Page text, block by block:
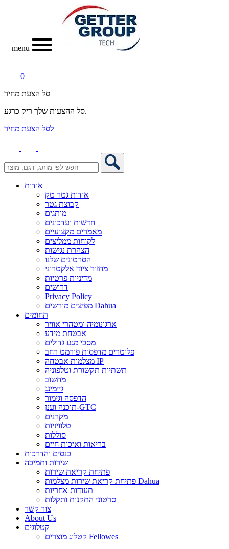
menu
0
סל הצעת מחיר
סל ההצעות שלך ריק כרגע.
לסל הצעת מחיר
אודות
אודות גטר טק
קבוצת גטר
מותגים
חדשות ועדכונים
מאמרים מקצועיים
לקוחות ממליצים
הצהרת נגישות
הסרטונים שלנו
מחזור ציוד אלקטרוני
מדיניות פרטיות
דרושים
Privacy Policy
מפיצים מורשים Dahua
תחומים
ארגונומיה ומטהרי אוויר
אבטחת מידע
מסכי מגע גדולים
פלוטרים מדפסות פורמט רחב
מצלמות אבטחה IP
תשתיות תקשורת וטלפוניה
מחשוב
גיימינג
הדפסה וגימור
תוכנה וענן-GTC
מקרנים
טלוויזיות
סוללות
בריאות ואיכות חיים
כנסים והדרכות
שירות ותמיכה
פתיחת קריאת שירות
פתיחת קריאת שירות מצלמות Dahua
תעודות אחריות
סרטוני התקנות ותקלות
צור קשר
About Us
קטלוגים
קטלוג מוצרים Fellowes